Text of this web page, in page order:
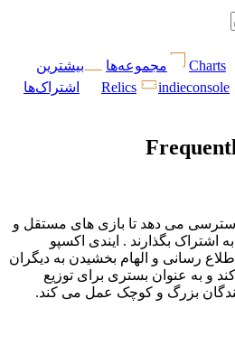
Charts مجموعه‌ها
بیشترین
Relics indieconsole اشتراک‌ها
دسترسی می دهد تا بازی های مستقل و
اشتراک بگذارند . ایندی اکسپو
رسانی و الهام بخشیدن به دیگران
و به عنوان بستری برای توزیع
بزرگ و کوچک عمل می کند.